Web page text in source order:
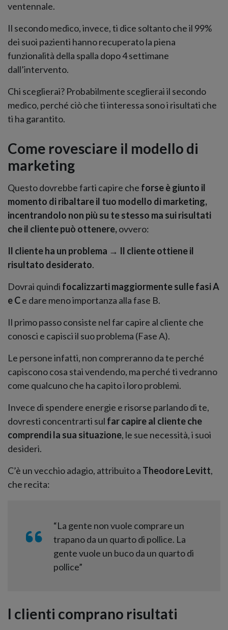
ventennale.
Il secondo medico, invece, ti dice soltanto che il 99%
dei suoi pazienti hanno recuperato la piena
funzionalità della spalla dopo 4 settimane
dall’intervento.
Chi sceglierai? Probabilmente sceglierai il secondo
medico, perché ciò che ti interessa sono i risultati che
ti ha garantito.
Come rovesciare il modello di
marketing
Questo dovrebbe farti capire che forse è giunto il
momento di ribaltare il tuo modello di marketing,
incentrandolo non più su te stesso ma sui risultati
che il cliente può ottenere,ovvero:
Il cliente ha un problema → Il cliente ottiene il
risultato desiderato.
Dovrai quindi focalizzarti maggiormente sulle fasi A
e Ce dare meno importanza alla fase B.
Il primo passo consiste nel far capire al cliente che
conosci e capisci il suo problema (Fase A).
Le persone infatti, non compreranno da te perché
capiscono cosa stai vendendo, ma perché ti vedranno
come qualcuno che ha capito i loro problemi.
Invece di spendere energie e risorse parlando di te,
dovresti concentrarti sul far capire al cliente che
comprendi la sua situazione, le sue necessità, i suoi
desideri.
C’è un vecchio adagio, attribuito a Theodore Levitt,
che recita:
“La gente non vuole comprare un
trapano da un quarto di pollice. La
gente vuole un buco da un quarto di
pollice”
I clienti comprano risultati